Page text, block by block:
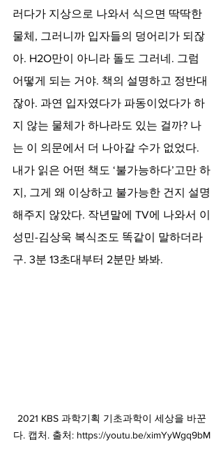
러다가 지상으로 나와서 식으면 딱딱한
물체, 그러니까 입자들의 덩어리가 되잖
아. H2O만이 아니라 돌도 그러네. 그럼
어떻게 되는 거야. 책의 설명하고 정반대
잖아. 과연 입자였다가 파동이었다가 하
지 않는 물체가 하나라도 있는 걸까? 나
는 이 의문에서 더 나아갈 수가 없었다.
내가 읽은 어떤 책도 ‘불가능하다’고만 하
지, 그게 왜 이상하고 불가능한 건지 설명
해주지 않았다. 작년말에 TV에 나와서 이
성민-김상욱 복식조도 똑같이 말하더라
구. 3분 13초대부터 2분만 봐봐.
2021 KBS 과학기획 기초과학이 세상을 바꾼
다. 캡처. 출처: https://youtu.be/ximYyWgq9bM